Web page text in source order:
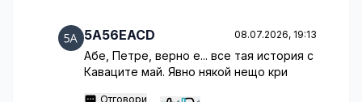
5A56EACD 08.07.2026, 19:13
Абе, Петре, верно е... все тая история с
Каваците май. Явно някой нещо кри
Отговори